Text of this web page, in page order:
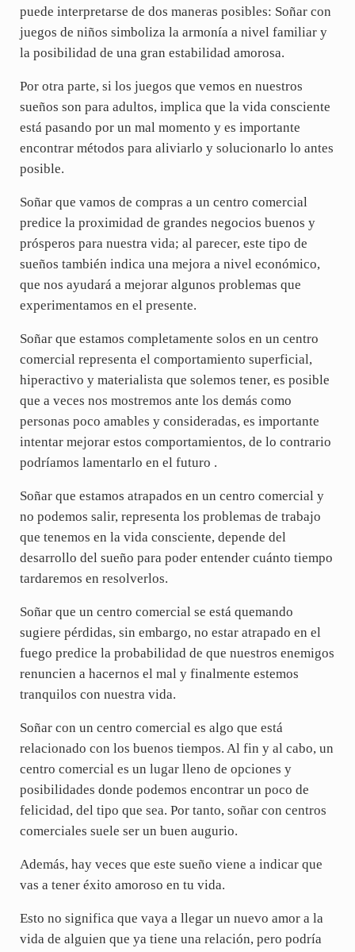
puede interpretarse de dos maneras posibles: Soñar con
juegos de niños simboliza la armonía a nivel familiar y
la posibilidad de una gran estabilidad amorosa.
Por otra parte, si los juegos que vemos en nuestros
sueños son para adultos, implica que la vida consciente
está pasando por un mal momento y es importante
encontrar métodos para aliviarlo y solucionarlo lo antes
posible.
Soñar que vamos de compras a un centro comercial
predice la proximidad de grandes negocios buenos y
prósperos para nuestra vida; al parecer, este tipo de
sueños también indica una mejora a nivel económico,
que nos ayudará a mejorar algunos problemas que
experimentamos en el presente.
Soñar que estamos completamente solos en un centro
comercial representa el comportamiento superficial,
hiperactivo y materialista que solemos tener, es posible
que a veces nos mostremos ante los demás como
personas poco amables y consideradas, es importante
intentar mejorar estos comportamientos, de lo contrario
podríamos lamentarlo en el futuro .
Soñar que estamos atrapados en un centro comercial y
no podemos salir, representa los problemas de trabajo
que tenemos en la vida consciente, depende del
desarrollo del sueño para poder entender cuánto tiempo
tardaremos en resolverlos.
Soñar que un centro comercial se está quemando
sugiere pérdidas, sin embargo, no estar atrapado en el
fuego predice la probabilidad de que nuestros enemigos
renuncien a hacernos el mal y finalmente estemos
tranquilos con nuestra vida.
Soñar con un centro comercial es algo que está
relacionado con los buenos tiempos. Al fin y al cabo, un
centro comercial es un lugar lleno de opciones y
posibilidades donde podemos encontrar un poco de
felicidad, del tipo que sea. Por tanto, soñar con centros
comerciales suele ser un buen augurio.
Además, hay veces que este sueño viene a indicar que
vas a tener éxito amoroso en tu vida.
Esto no significa que vaya a llegar un nuevo amor a la
vida de alguien que ya tiene una relación, pero podría